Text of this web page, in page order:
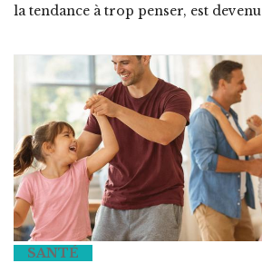
la tendance à trop penser, est devenu
SANTÉ